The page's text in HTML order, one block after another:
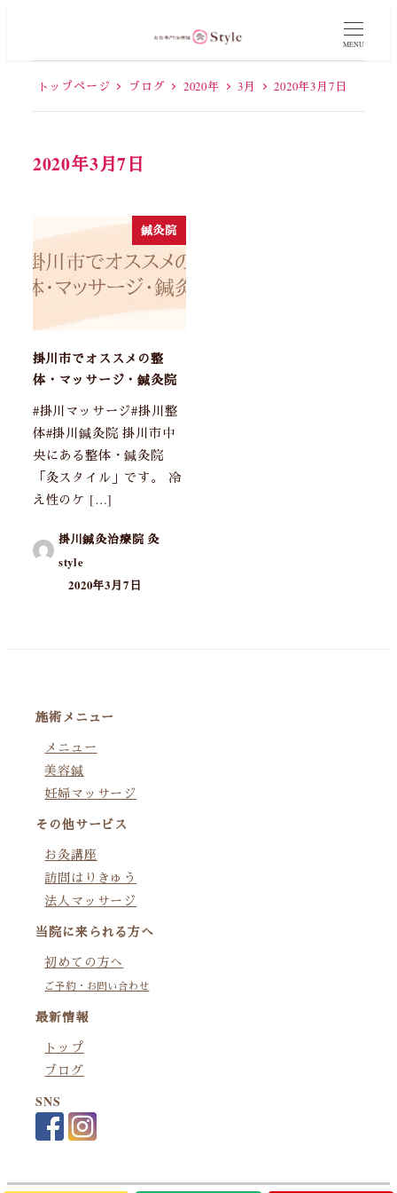
MENU
トップページ ブログ 2020年 3月 2020年3月7日
2020年3月7日
鍼灸院
掛川市でオススメの整
体・マッサージ・鍼灸院
#掛川マッサージ#掛川整
体#掛川鍼灸院 掛川市中
央にある整体・鍼灸院
「灸スタイル」です。 冷
え性のケ […]
掛川鍼灸治療院 灸
style
2020年3月7日
施術メニュー
メニュー
美容鍼
妊婦マッサージ
その他サービス
お灸講座
訪問はりきゅう
法人マッサージ
当院に来られる方へ
初めての方へ
ご予約・お問い合わせ
最新情報
トップ
ブログ
SNS